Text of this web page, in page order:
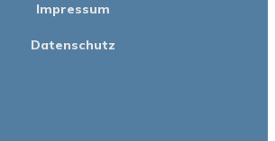
Impressum
Datenschutz